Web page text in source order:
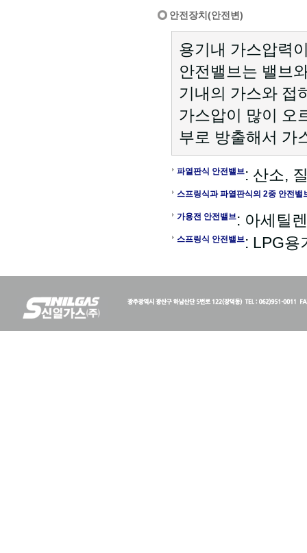
안전장치(안전변)
용기내 가스압력
안전밸브는 밸브
기내의 가스와 접
가스압이 많이 오
부로 방출해서 가
파열판식 안전밸브: 산소,
스프링식과 파열판식의 2중 안전밸
가용전 안전밸브: 아세틸
스프링식 안전밸브: LPG용